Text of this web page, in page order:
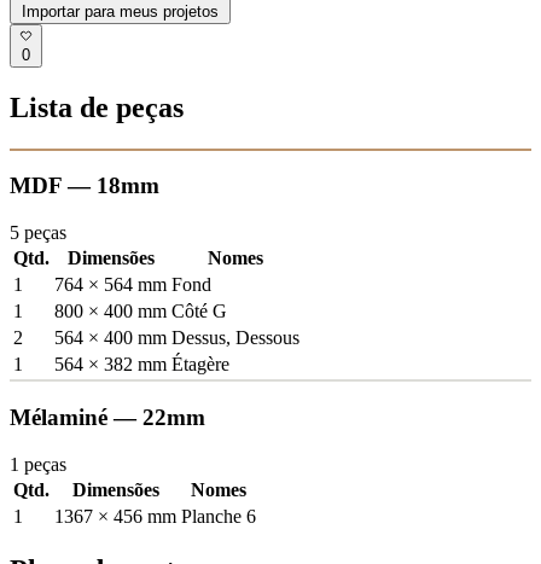
Importar para meus projetos
0
Lista de peças
MDF — 18mm
5 peças
Qtd.
Dimensões
Nomes
1
764 × 564 mm Fond
1
800 × 400 mm Côté G
2
564 × 400 mm Dessus, Dessous
1
564 × 382 mm Étagère
Mélaminé — 22mm
1 peças
Qtd.
Dimensões
Nomes
1
1367 × 456 mm Planche 6